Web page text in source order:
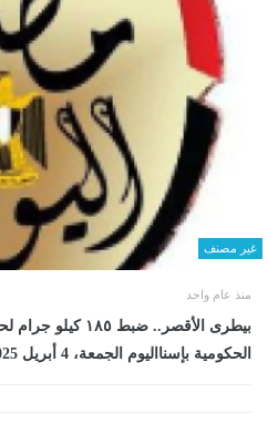
غير مصنف
منذ عام واحد
بيطرى الأقصر.. ضبط
الحكومية بإسنااليوم الجمعة، 4 أبريل 2025 08:54 مـ